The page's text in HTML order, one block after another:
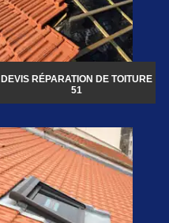
DEVIS RÉPARATION DE TOITURE
51